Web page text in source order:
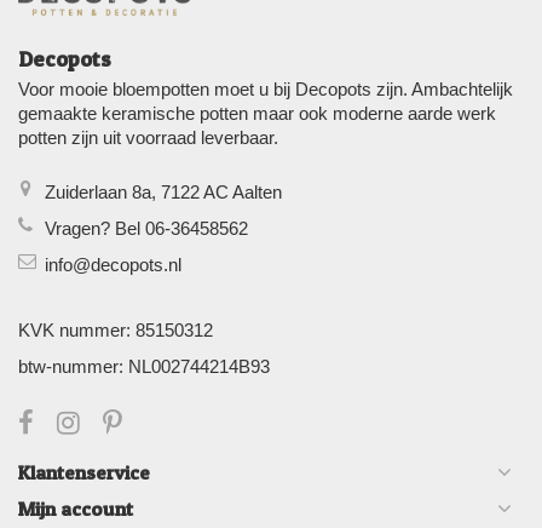
Decopots
Voor mooie bloempotten moet u bij Decopots zijn. Ambachtelijk
gemaakte keramische potten maar ook moderne aarde werk
potten zijn uit voorraad leverbaar.
Zuiderlaan 8a, 7122 AC Aalten
Vragen? Bel 06-36458562
info@decopots.nl
KVK nummer: 85150312
btw-nummer: NL002744214B93
Klantenservice
Mijn account